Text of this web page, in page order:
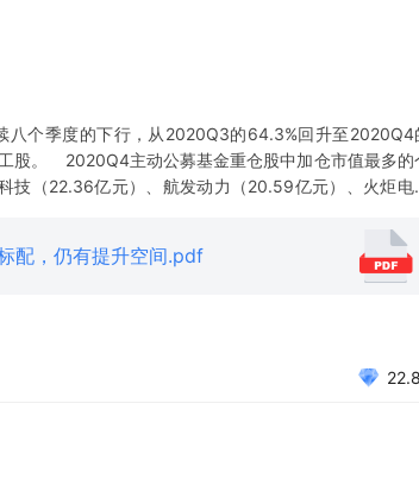
八个季度的下行，从2020Q3的64.3%回升至2020Q4
股。 2020Q4主动公募基金重仓股中加仓市值最多的
技（22.36亿元）、航发动力（20.59亿元）、火炬电
配，仍有提升空间.pdf